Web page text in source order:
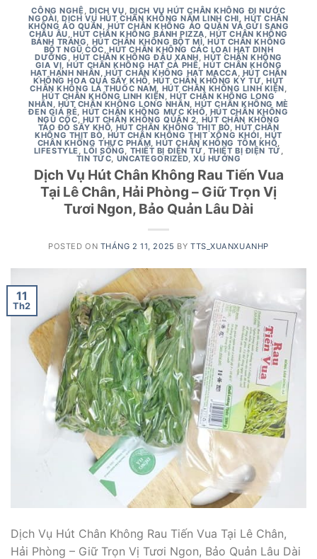
CÔNG NGHỆ, DỊCH VỤ, DỊCH VỤ HÚT CHÂN KHÔNG ĐI NƯỚC
NGOÀI,DỊCH VỤ HÚT CHÂN KHÔNG NẤM LINH CHI,HÚT CHÂN
KHÔNG ÁO QUẦN,HÚT CHÂN KHÔNG ÁO QUẦN VÀ GỬI SANG
CHÂU ÂU,HÚT CHÂN KHÔNG BÁNH PIZZA,HÚT CHÂN KHÔNG
BÁNH TRÁNG, HÚT CHÂN KHÔNG BỘT MÌ,HÚT CHÂN KHÔNG
BỘT NGŨ CỐC,HÚT CHÂN KHÔNG CÁC LOẠI HẠT DINH
DƯỠNG ,HÚT CHÂN KHÔNG ĐẬU XANH,HÚT CHÂN KHÔNG
GIA VỊ,HÚT CHÂN KHÔNG HẠT CÀ PHÊ,HÚT CHÂN KHÔNG
HẠT HẠNH NHÂN,HÚT CHÂN KHÔNG HẠT MACCA, HÚT CHÂN
KHÔNG HOA QUẢ SẤY KHÔ, HÚT CHÂN KHÔNG KỶ TỬ,HÚT
CHÂN KHÔNG LÁ THUỐC NAM, HÚT CHÂN KHÔNG LINH KIỆN,
HÚT CHÂN KHÔNG LINH KIỆN, HÚT CHÂN KHÔNG LONG
NHÃN, HÚT CHÂN KHÔNG LONG NHÃN,HÚT CHÂN KHÔNG MÈ
ĐEN GIÁ RẺ,HÚT CHÂN KHÔNG MỰC KHÔ, HÚT CHÂN KHÔNG
NGŨ CỐC, HUT CHÂN KHÔNG QUẬN 2, HÚT CHÂN KHÔNG
TÁO ĐỎ SẤY KHÔ, HÚT CHÂN KHÔNG THỊT BÒ, HÚT CHÂN
KHÔNG THỊT BÒ, HÚT CHÂN KHÔNG THỊT XÔNG KHÓI,HÚT
CHÂN KHÔNG THỰC PHẨM,HÚT CHÂN KHÔNG TÔM KHÔ,
LIFESTYLE, LỐI SỐNG, THIẾT BỊ ĐIỆN TỬ , THIẾT BỊ ĐIỆN TỬ ,
TIN TỨC, UNCATEGORIZED, XU HƯỚNG
Dịch Vụ Hút Chân Không Rau Tiến Vua
Tại Lê Chân, Hải Phòng – Giữ Trọn Vị
Tươi Ngon, Bảo Quản Lâu Dài
POSTED ON THÁNG 2 11, 2025 BY TTS_XUANXUANHP
11
Th2
Dịch Vụ Hút Chân Không Rau Tiến Vua Tại Lê Chân,
Hải Phòng – Giữ Trọn Vị Tươi Ngon, Bảo Quản Lâu Dài